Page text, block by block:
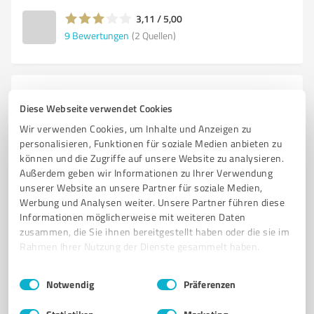
Diese Webseite verwendet Cookies
Wir verwenden Cookies, um Inhalte und Anzeigen zu
personalisieren, Funktionen für soziale Medien anbieten zu
können und die Zugriffe auf unsere Website zu analysieren.
Außerdem geben wir Informationen zu Ihrer Verwendung
unserer Website an unsere Partner für soziale Medien,
Werbung und Analysen weiter. Unsere Partner führen diese
Informationen möglicherweise mit weiteren Daten
zusammen, die Sie ihnen bereitgestellt haben oder die sie im
Rahmen Ihrer Nutzung der Dienste gesammelt haben.
Impressum Datenschutzbestimmungen
Einwilligungsauswahl
Notwendig Präferenzen
3,11 / 5,00
9 Bewertungen (2 Quellen)
Onlineshop, Reifenschoner, Reifenschutz,
Reifenunterlage, Regupol, Reifenbett
REIFENPFLEGE REIFENSCHONER REIFENWIEGE REIFENPFLEGE TEST
REIFENKISSEN REIFENSCHUHE RADAUFNAHME
REIFENSCHONER GEGEN STANDPLATTEN
DAUERCAMPER FESTSTEHENDER WOHNWAGEN AUF CAMPINGPLATZ
STANDPLATTEN AUTO LANGE STANDZEIT WAS BEACHTEN